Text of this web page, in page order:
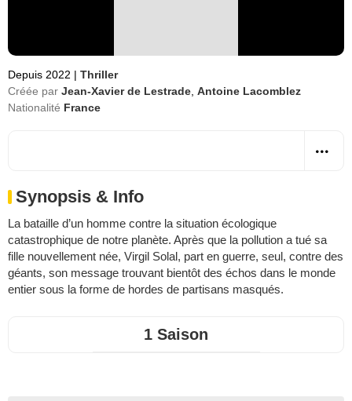
Depuis 2022 | Thriller
Créée par Jean-Xavier de Lestrade Antoine Lacomblez
Nationalité France
Synopsis & Info
La bataille d’un homme contre la situation écologique
catastrophique de notre planète. Après que la pollution a tué sa
fille nouvellement née, Virgil Solal, part en guerre, seul, contre des
géants, son message trouvant bientôt des échos dans le monde
entier sous la forme de hordes de partisans masqués.
1 Saison